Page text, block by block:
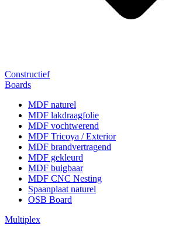
Constructief
Boards
MDF naturel
MDF lakdraagfolie
MDF vochtwerend
MDF Tricoya / Exterior
MDF brandvertragend
MDF gekleurd
MDF buigbaar
MDF CNC Nesting
Spaanplaat naturel
OSB Board
Multiplex